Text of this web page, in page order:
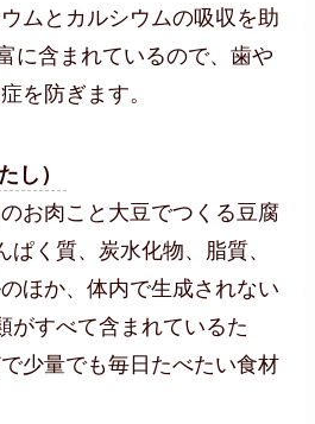
ムとカルシウムの吸収を助
に含まれているので、歯や
を防ぎます。
し）
お肉こと大豆でつくる豆腐
ぱく質、炭水化物、脂質、
ほか、体内で生成されない
がすべて含まれているた
少量でも毎日たべたい食材